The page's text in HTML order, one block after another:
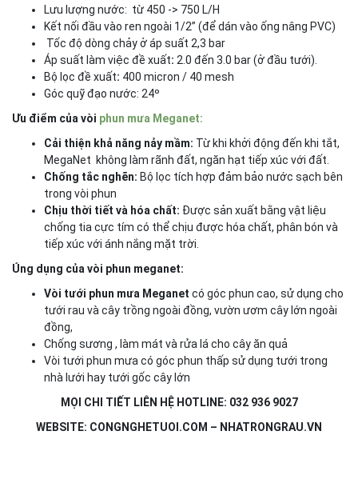
Lưu lượng nước: từ 450 -> 750 L/H
Kết nối đầu vào ren ngoài 1/2” (để dán vào ống nâng PVC)
Tốc độ dòng chảy ở áp suất 2,3 bar
Áp suất làm việc đề xuất: 2.0 đến 3.0 bar (ở đầu tưới).
Bộ lọc đề xuất: 400 micron / 40 mesh
Góc quỹ đạo nước: 24º
Ưu điểm của vòi phun mưa Meganet:
Cải thiện khả năng nảy mầm: Từ khi khởi động đến khi tắt,
MegaNet không làm rãnh đất, ngăn hạt tiếp xúc với đất.
Chống tắc nghẽn: Bộ lọc tích hợp đảm bảo nước sạch bên
trong vòi phun
Chịu thời tiết và hóa chất: Được sản xuất bằng vật liệu
chống tia cực tím có thể chịu được hóa chất, phân bón và
tiếp xúc với ánh nắng mặt trời.
Úng dụng của vòi phun meganet:
Vòi tưới phun mưa Meganet có góc phun cao, sử dụng cho
tưới rau và cây trồng ngoài đồng, vườn ươm cây lớn ngoài
đồng,
Chống sương , làm mát và rửa lá cho cây ăn quả
Vòi tưới phun mưa có góc phun thấp sử dụng tưới trong
nhà lưới hay tưới gốc cây lớn
MỌI CHI TIẾT LIÊN HỆ HOTLINE: 032 936 9027
WEBSITE: CONGNGHETUOI.COM – NHATRONGRAU.VN